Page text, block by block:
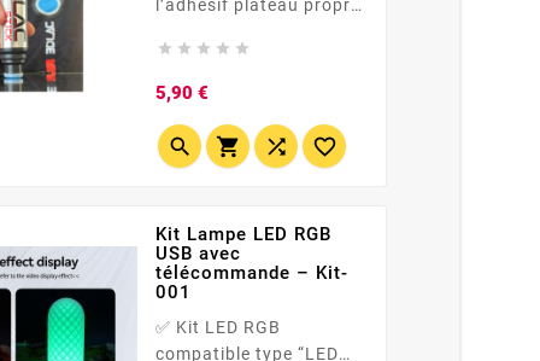
l’adhésif plateau propre
    
5,90 €Prix
   
Kit Lampe LED RGB
USB avec
télécommande – Kit-
001
✅ Kit LED RGB
compatible type “LED